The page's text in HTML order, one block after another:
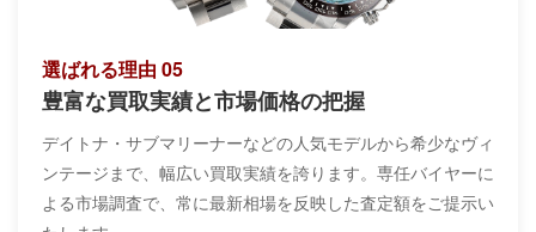
選ばれる理由 05
豊富な買取実績と市場価格の把握
デイトナ・サブマリーナーなどの人気モデルから希少なヴィ
ンテージまで、幅広い買取実績を誇ります。専任バイヤーに
よる市場調査で、常に最新相場を反映した査定額をご提示い